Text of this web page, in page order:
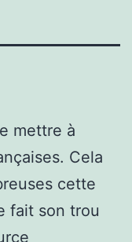
mettre à
Cela
cette
fait son trou